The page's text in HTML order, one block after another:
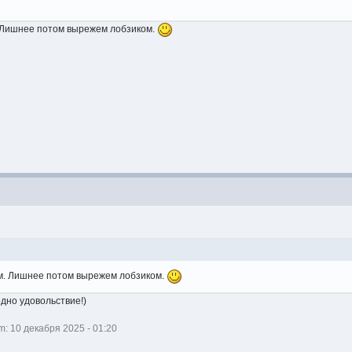
потом вырежем лобзиком.
Лишнее потом вырежем лобзиком.
удовольствие!)
10 декабря 2025 - 01:20